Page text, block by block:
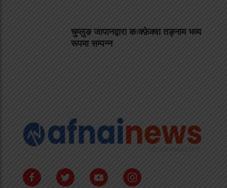
चुम्लुङ जापानद्वारा कःक्फ़ेक्वा तङ्नाम भव्य
रूपमा सम्पन्न